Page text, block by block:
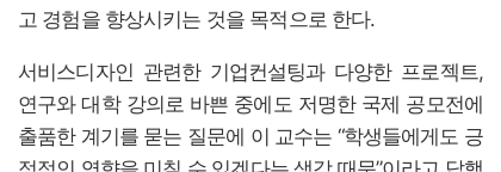
고 경험을 향상시키는 것을 목적으로 한다.
서비스디자인 관련한 기업컨설팅과 다양한 프로젝트,
연구와 대학 강의로 바쁜 중에도 저명한 국제 공모전에
출품한 계기를 묻는 질문에 이 교수는 “학생들에게도 긍